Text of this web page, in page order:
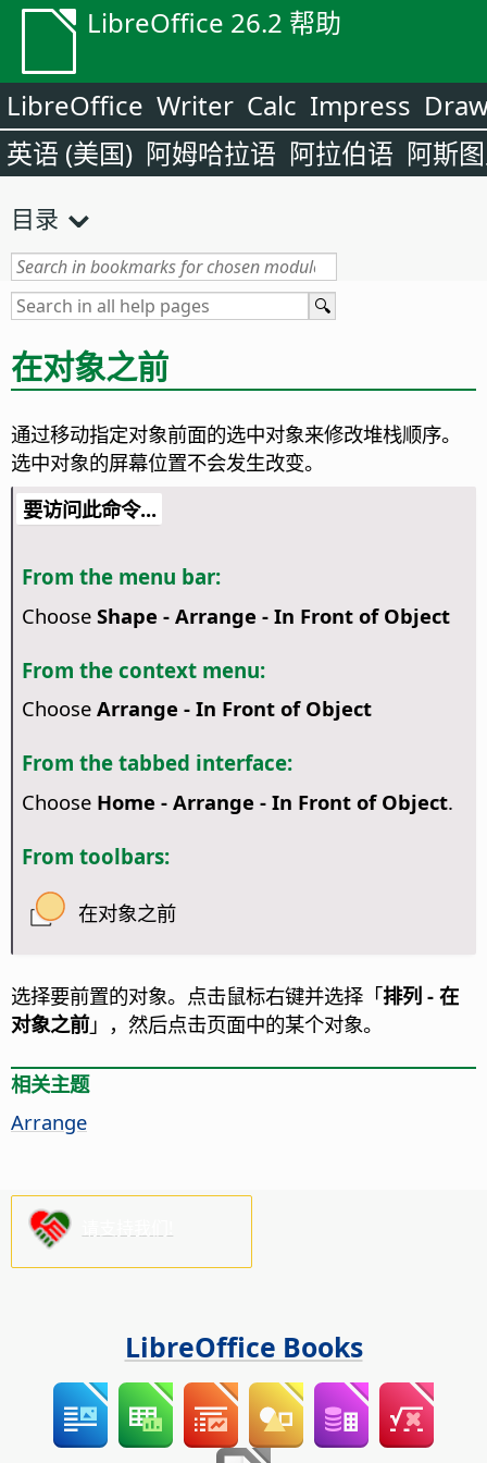
LibreOffice 26.2 帮助
LibreOffice Writer Calc Impress
英语 (美国) 阿姆哈拉语 阿拉伯语 阿斯
目录
在对象之前
通过移动指定对象前面的选中对象来修改堆栈顺序。
选中对象的屏幕位置不会发生改变。
要访问此命令...
From the menu bar:
Choose Shape - Arrange - In Front of Object
From the context menu:
Choose Arrange - In Front of Object
From the tabbed interface:
Choose Home - Arrange - In Front of Object.
From toolbars:
在对象之前
选择要前置的对象。点击鼠标右键并选择「排列 - 在
对象之前」，然后点击页面中的某个对象。
相关主题
Arrange
LibreOffice Books